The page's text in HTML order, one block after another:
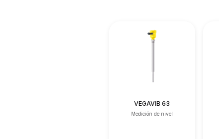
VEGAVIB 63
Medición de nivel